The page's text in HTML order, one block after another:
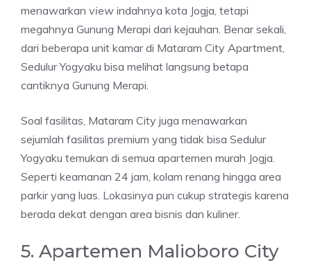
menawarkan view indahnya kota Jogja, tetapi
megahnya Gunung Merapi dari kejauhan. Benar sekali,
dari beberapa unit kamar di Mataram City Apartment,
Sedulur Yogyaku bisa melihat langsung betapa
cantiknya Gunung Merapi.
Soal fasilitas, Mataram City juga menawarkan
sejumlah fasilitas premium yang tidak bisa Sedulur
Yogyaku temukan di semua apartemen murah Jogja.
Seperti keamanan 24 jam, kolam renang hingga area
parkir yang luas. Lokasinya pun cukup strategis karena
berada dekat dengan area bisnis dan kuliner.
5. Apartemen Malioboro City